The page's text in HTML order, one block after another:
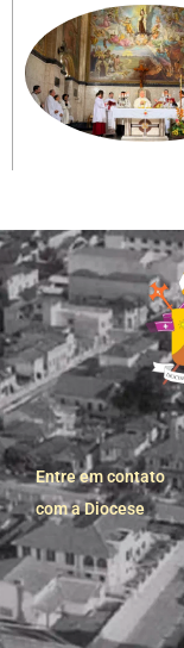
Entre em contato
com a Diocese